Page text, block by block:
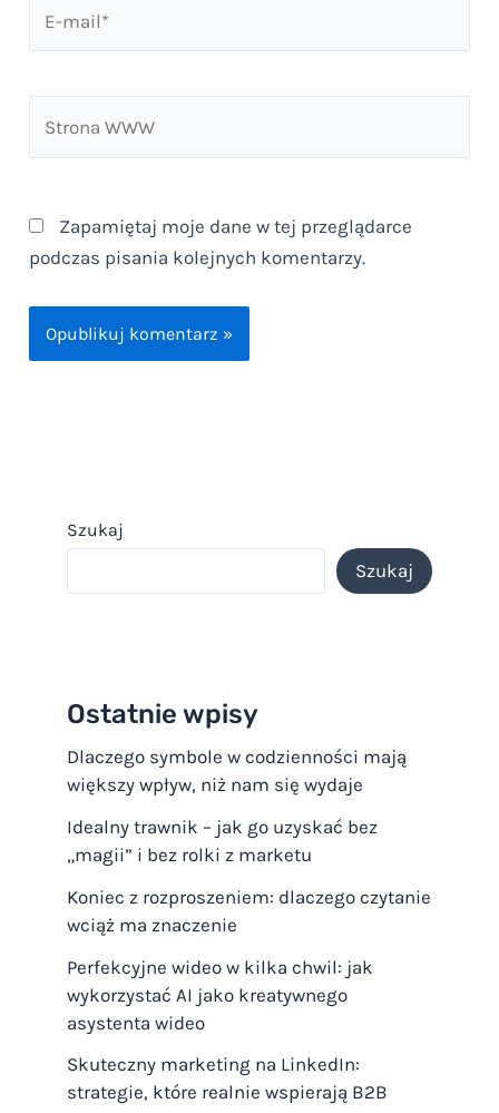
mail*
WWW
Zapamiętaj moje dane w tej przeglądarce
podczas pisania kolejnych komentarzy.
Szukaj
Szukaj
Ostatnie wpisy
Dlaczego symbole w codzienności mają
większy wpływ, niż nam się wydaje
Idealny trawnik – jak go uzyskać bez
„magii” i bez rolki z marketu
Koniec z rozproszeniem: dlaczego czytanie
wciąż ma znaczenie
Perfekcyjne wideo w kilka chwil: jak
wykorzystać AI jako kreatywnego
asystenta wideo
Skuteczny marketing na LinkedIn:
strategie, które realnie wspierają B2B